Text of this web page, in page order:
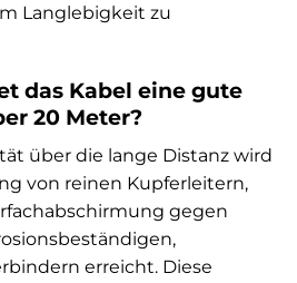
Langlebigkeit zu
das Kabel eine gute
20 Meter?
über die lange Distanz wird
von reinen Kupferleitern,
gegen
erreicht. Diese